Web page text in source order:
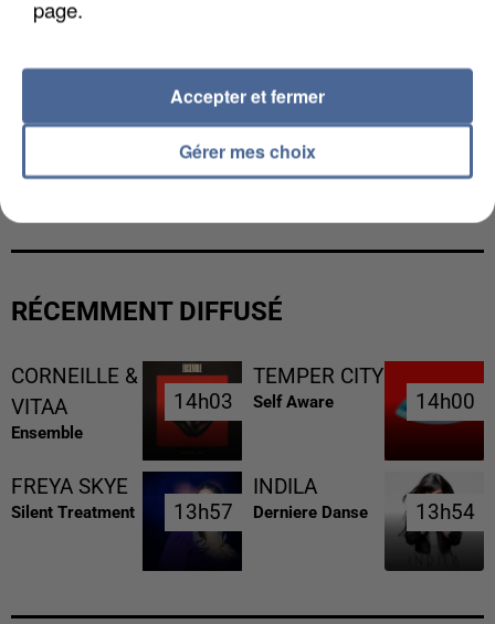
L’UN DES FONDATEURS SUPPOSÉS DE LA DZ
RÉCEMMENT DIFFUSÉ
CORNEILLE &
VITAA
Ensemble
14h03
14h03
TEMPER CITY
Self Aware 14h00
14h00
FREYA SKYE
Silent Treatment 13h57
13h57
INDILA
Derniere Danse 13h54
13h54
page.
Gérer mes choix
Accepter et fermer